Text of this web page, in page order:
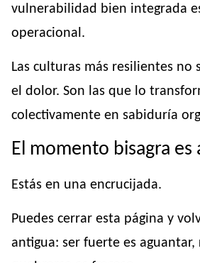
vulnerabilidad bien integrada
operacional.
Las culturas más resilientes no
el dolor. Son las que lo
colectivamente en sabiduría
El momento bisagra es
Estás en una encrucijada.
Puedes cerrar esta página y
antigua: ser fuerte es